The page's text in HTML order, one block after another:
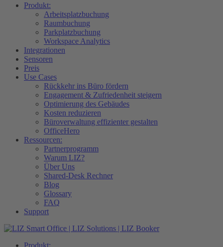
Produkt:
Arbeitsplatzbuchung
Raumbuchung
Parkplatzbuchung
Workspace Analytics
Integrationen
Sensoren
Preis
Use Cases
Rückkehr ins Büro fördern
Engagement & Zufriedenheit steigern
Optimierung des Gebäudes​
Kosten reduzieren
Büroverwaltung effizienter gestalten
OfficeHero
Ressourcen:
Partnerprogramm
Warum LIZ?
Über Uns
Shared-Desk Rechner
Blog
Glossary
FAQ
Support
Produkt: